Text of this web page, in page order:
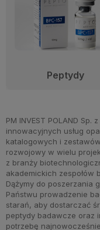
Peptydy
PM INVEST POLAND
innowacyjnych usług
katalogowych i
rozwojowy w wielu
z branży
akademickich
Dążymy do poszerzania
Państwu prowadzenie
starań, aby dostarczać
peptydy badawcze oraz
potrzebę